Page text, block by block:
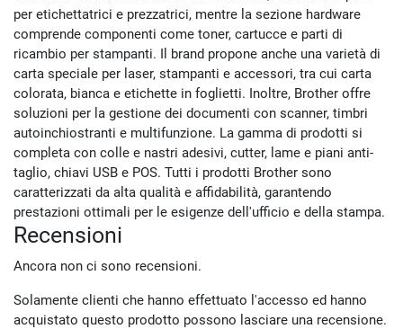
per etichettatrici e prezzatrici, mentre la sezione hardware
comprende componenti come toner, cartucce e parti di
ricambio per stampanti. Il brand propone anche una varietà di
carta speciale per laser, stampanti e accessori, tra cui carta
colorata, bianca e etichette in foglietti. Inoltre, Brother offre
soluzioni per la gestione dei documenti con scanner, timbri
autoinchiostranti e multifunzione. La gamma di prodotti si
completa con colle e nastri adesivi, cutter, lame e piani anti-
taglio, chiavi USB e POS. Tutti i prodotti Brother sono
caratterizzati da alta qualità e affidabilità, garantendo
prestazioni ottimali per le esigenze dell'ufficio e della stampa.
Recensioni
Ancora non ci sono recensioni.
Solamente clienti che hanno effettuato l'accesso ed hanno
acquistato questo prodotto possono lasciare una recensione.